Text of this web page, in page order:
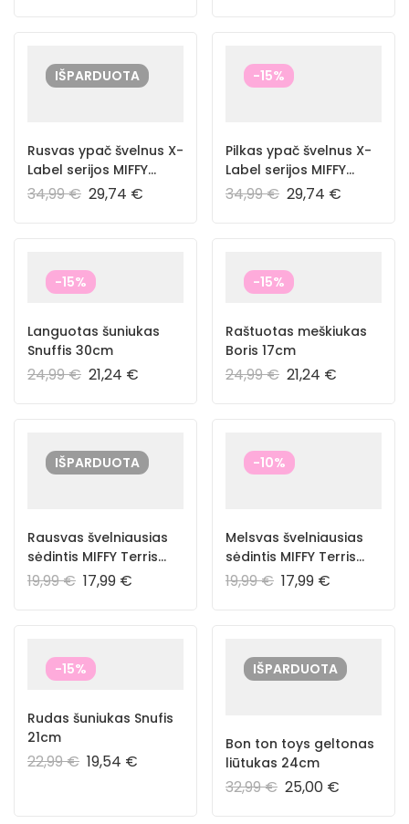
IŠPARDUOTA
Rusvas ypač švelnus X-
Label serijos MIFFY
23cm
34,99€ 29,74 €
-15%
Pilkas ypač švelnus X-
Label serijos MIFFY
23cm
34,99€ 29,74 €
-15%
Languotas šuniukas
Snuffis 30cm
24,99€ 21,24 €
-15%
Raštuotas meškiukas
Boris 17cm
24,99€ 21,24 €
IŠPARDUOTA
Rausvas švelniausias
sėdintis MIFFY Terris
23cm
19,99€ 17,99 €
-10%
Melsvas švelniausias
sėdintis MIFFY Terris
23cm
19,99€ 17,99 €
-15%
Rudas šuniukas Snufis
21cm
22,99€ 19,54 €
IŠPARDUOTA
Bon ton toys geltonas
liūtukas 24cm
32,99€ 25,00 €